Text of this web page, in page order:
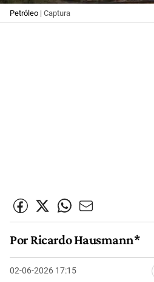
Petróleo | Captura
Por Ricardo Hausmann*
02-06-2026 17:15